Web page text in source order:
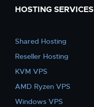
HOSTING SERVICES
Shared Hosting
Reseller Hosting
KVM VPS
AMD Ryzen VPS
Windows VPS